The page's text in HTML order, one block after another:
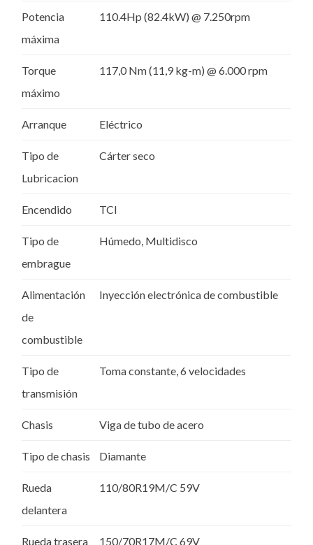
Potencia
máxima
110.4Hp (82.4kW) @ 7.250rpm
Torque
máximo
117,0 Nm (11,9 kg-m) @ 6.000 rpm
Arranque Eléctrico
Tipo de
Lubricacion
Cárter seco
Encendido TCI
Tipo de
embrague
Húmedo, Multidisco
Alimentación
de
combustible
Inyección electrónica de combustible
Tipo de
transmisión
Toma constante, 6 velocidades
Chasis Viga de tubo de acero
Tipo de chasis Diamante
Rueda
delantera
110/80R19M/C 59V
Rueda trasera 150/70R17M/C 69V